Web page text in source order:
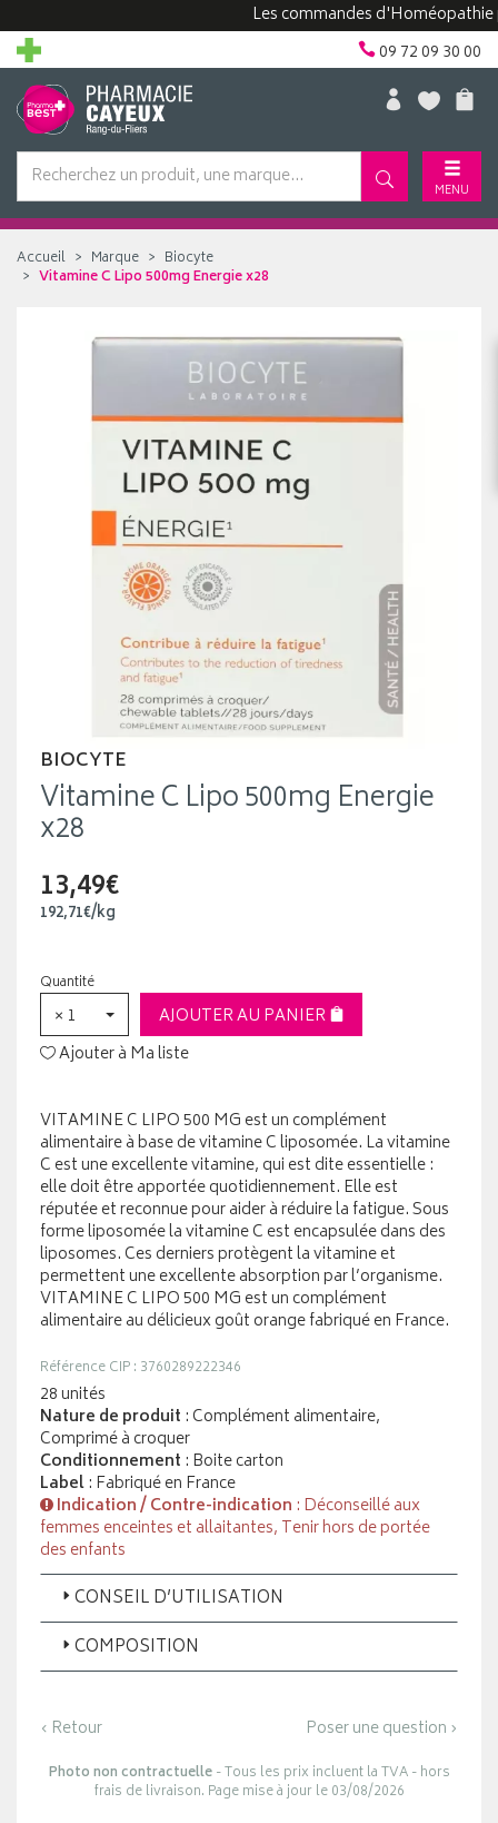
Les commandes d'Homéopathie
09 72 09 30 00
MENU
Accueil Marque
Biocyte
Vitamine C Lipo 500mg Energie x28
BIOCYTE
Vitamine C Lipo 500mg Energie
x28
13,49€
192,71€/kg
Quantité
× 1
AJOUTER AU PANIER
Ajouter à Ma liste
VITAMINE C LIPO 500 MG est un complément
alimentaire à base de vitamine C liposomée. La vitamine
C est une excellente vitamine, qui est dite essentielle :
elle doit être apportée quotidiennement. Elle est
réputée et reconnue pour aider à réduire la fatigue. Sous
forme liposomée la vitamine C est encapsulée dans des
liposomes. Ces derniers protègent la vitamine et
permettent une excellente absorption par l’organisme.
VITAMINE C LIPO 500 MG est un complément
alimentaire au délicieux goût orange fabriqué en France.
Référence CIP : 3760289222346
28 unités
Nature de produit : Complément alimentaire,
Comprimé à croquer
Conditionnement : Boite carton
Label: Fabriqué en France
Indication / Contre-indication : Déconseillé aux
femmes enceintes et allaitantes, Tenir hors de portée
des enfants
CONSEIL D’UTILISATION
COMPOSITION
‹ Retour Poser une question ›
Photo non contractuelle- Tous les prix incluent la TVA - hors
frais de livraison. Page mise à jour le 03/08/2026